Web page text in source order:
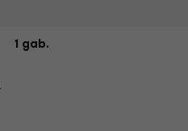
1 gab.